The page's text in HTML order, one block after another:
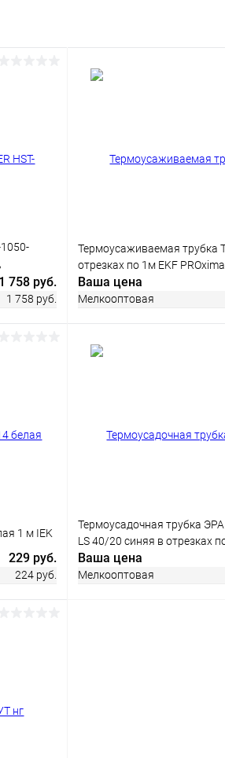
1 758 руб.
1 758 руб.
Термоусаживаемая трубка
отрезках по 1м EKF
Ваша цена
Мелкооптовая
1 м IEK
229 руб.
224 руб.
Термоусадочная трубка
LS 40/20 синяя в отрезках
Ваша цена
Мелкооптовая